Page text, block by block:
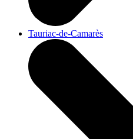
Tauriac-de-Camarès